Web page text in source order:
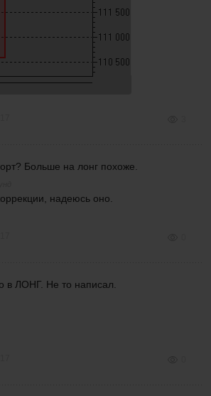
Больше на лонг похоже.
надеюсь оно.
в ЛОНГ. Не то написал.